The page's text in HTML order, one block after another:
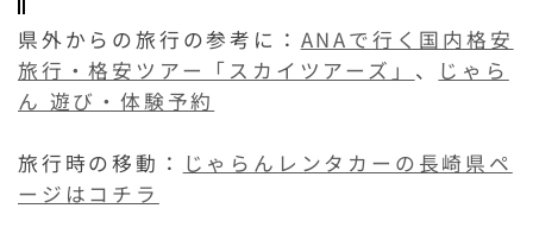
県外からの旅行の参考に： ANAで行く国内格安
旅行・格安ツアー「スカイツアーズ」 、
じゃら
ん 遊び・体験予約
旅行時の移動： じゃらんレンタカーの長崎県ペ
ージはコチラ